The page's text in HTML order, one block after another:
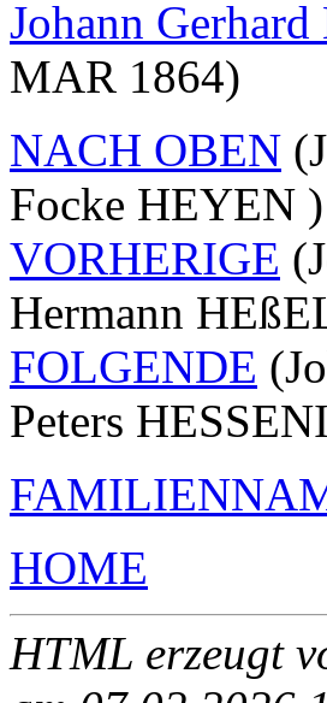
Johann
MAR 1864)
NACH OBEN
Focke HEYEN )
VORHERIGE
Hermann
FOLGENDE
Peters
HOME
HTML erzeugt